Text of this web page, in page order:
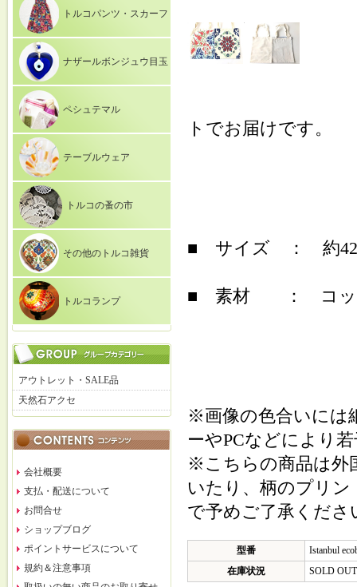
トルコパンツ・スカーフ
ナザールボンジュウ目玉
ペシュテマル
テーブルウェア
トルコの蚤の市
その他のトルコ雑貨
トルコランプ
アウトレット・SALE品
天然石アクセ
会社概要
支払・配送について
お問合せ
ショップブログ
ポイントサービスについて
規約＆注意事項
トでお届けです。
■ サイズ ： 約
■ 素材 ： コット
※画像の色合いには
ーやPCなどにより
※こちらの商品は外
いたり、柄のプリ
で予めご了承くださ
型番
Istanbul
在庫状況
SOLD OUT